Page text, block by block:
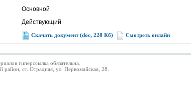
Основной
Действующий
Скачать документ (doc, 228 Кб) Смотреть онлайн
гиперссылка обязательна.
ст. Отрадная, ул. Первомайская, 28.